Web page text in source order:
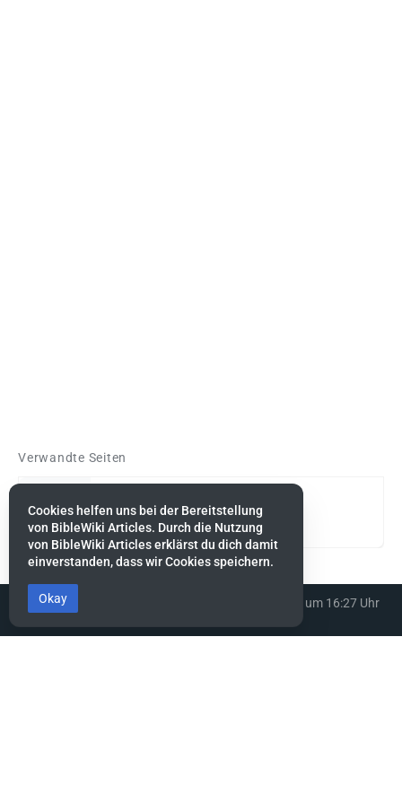
Verwandte Seiten
Amalek, Nachbarvolk von Israel
Cookies helfen uns bei der Bereitstellung
von BibleWiki Articles. Durch die Nutzung
von BibleWiki Articles erklärst du dich damit
einverstanden, dass wir Cookies speichern.
Okay
Diese Seite wurde zuletzt am 22. August 2022 um 16:27 Uhr